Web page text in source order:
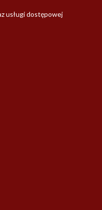
usługi dostępowej